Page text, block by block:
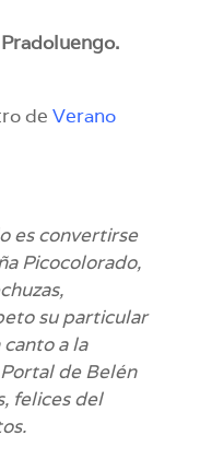
de Verano
es convertirse
Picocolorado,
su particular
canto a la
de Belén
felices del